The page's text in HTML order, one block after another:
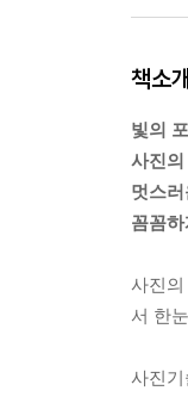
책소개
빛의
사진
멋스
꼼꼼
사진
서 한
사진